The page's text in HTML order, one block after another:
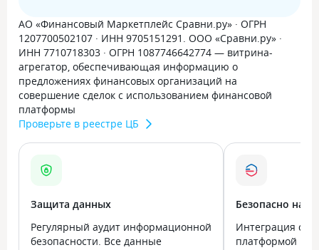
АО «Финансовый Маркетплейс Сравни.ру» · ОГРН
1207700502107 · ИНН 9705151291. ООО «Сравни.ру» ·
ИНН 7710718303 · ОГРН 1087746642774 — витрина-
агрегатор, обеспечивающая информацию о
предложениях финансовых организаций на
совершение сделок с использованием финансовой
платформы
Проверьте в реестре ЦБ
Защита данных
Регулярный аудит информационной
безопасности. Все данные
Безопасно на
Интеграция с
платформой